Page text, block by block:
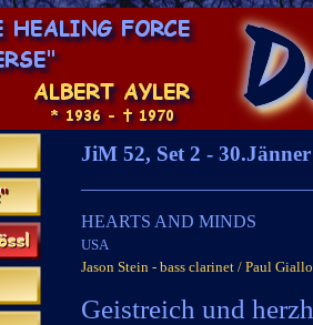
JiM 52, Set 2 -
HEARTS AND MINDS
USA
Jason Stein - bass clarinet / Paul
Geistreich und